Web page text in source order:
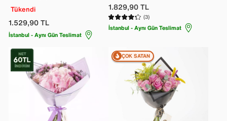
Tükendi
1.529,90TL
İstanbul - Aynı Gün Teslimat
1.829,90TL
(3)
İstanbul - Aynı Gün Teslimat
ÇOK SATAN